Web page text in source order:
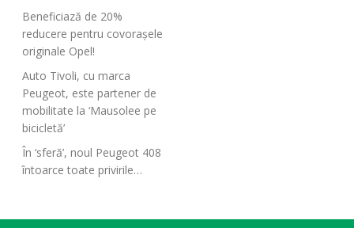
Beneficiază de 20%
reducere pentru covorașele
originale Opel!
Auto Tivoli, cu marca
Peugeot, este partener de
mobilitate la ‘Mausolee pe
bicicletă’
În ‘sferă’, noul Peugeot 408
întoarce toate privirile…